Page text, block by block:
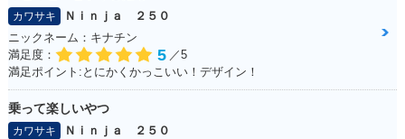
2016年 Ninja 250 A
BS KRT Edition・
特別・限定仕様
Special Edition・カ
ラーチェンジ
2016年 Ninja 250 A
カワサキ
Ｎｉｎｊａ ２５０
ニックネーム：キナチン
満足度：
5 ／5
満足ポイント:とにかくかっこいい！デザイン！
乗って楽しいやつ
カワサキ
Ｎｉｎｊａ ２５０